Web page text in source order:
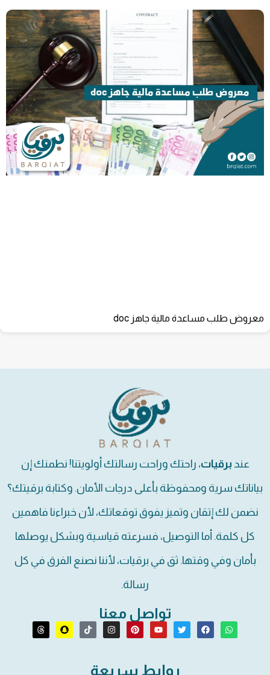
معروض طلب مساعدة مالية جاهز doc
عند برقيات، راحتك وراحت رسالتك أولويتنا! نطمنك إن
بياناتك سرية ومحفوظة بأعلى درجات الأمان. وكتابة برقيتك؟
نضمن لك إتقان وتميز يفوق توقعاتك، لأن خبراءنا فاهمين
كل كلمة. أما التوصيل، فسرعته قياسية وبشكل يوصلها
بأمان وفي وقتها. ثق في برقيات، لأننا نصنع الفرق في كل
رسالة.
تواصل معنا
روابط سريعة